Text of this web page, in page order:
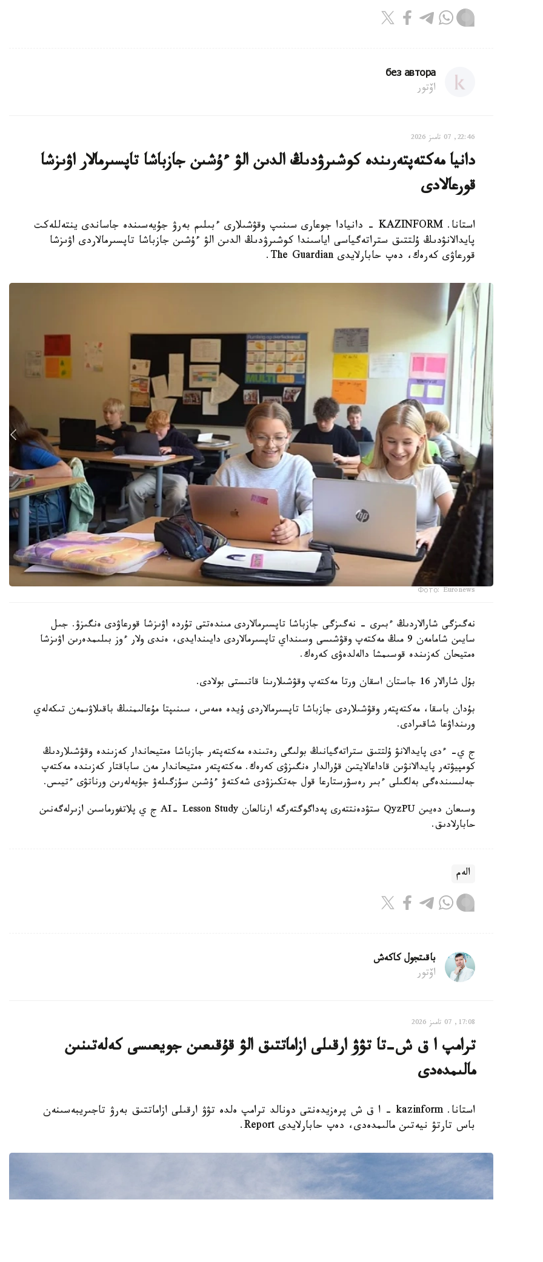
без автора
اۆتور
22:46, 07 تامىز 2026
دانيا مەكتەپتەرىندە كوشىرۋدىڭ الدىن الۋ ءۇشىن جازباشا تاپسىرمالار اۋىزشا
قورعالادى
استانا. KAZINFORM - دانيادا جوعارى سىنىپ وقۋشىلارى ءبىلىم بەرۋ جۇيەسىندە جاساندى ينتەللەكت
پايدالانۋدىڭ ۇلتتىق ستراتەگياسى اياسىندا كوشىرۋدىڭ الدىن الۋ ءۇشىن جازباشا تاپسىرمالاردى اۋىزشا
قورعاۋى كەرەك، دەپ حابارلايدى The Guardian.
Фото: Euronews
نەگىزگى شارالاردىڭ ءبىرى - نەگىزگى جازباشا تاپسىرمالاردى مىندەتتى تۇردە اۋىزشا قورعاۋدى ەنگىزۋ. جىل
سايىن شامامەن 9 مىڭ مەكتەپ وقۋشىسى وسىنداي تاپسىرمالاردى دايىندايدى، ەندى ولار ءوز بىلىمدەرىن اۋىزشا
ەمتيحان كەزىندە قوسىمشا دالەلدەۋى كەرەك.
بۇل شارالار 16 جاستان اسقان ورتا مەكتەپ وقۋشىلارىنا قاتىستى بولادى.
بۇدان باسقا، مەكتەپتەر وقۋشىلاردى جازباشا تاپسىرمالاردى ۇيدە ەمەس، سىنىپتا مۇعالىمنىڭ باقىلاۋىمەن تىكەلەي
ورىنداۋعا شاقىرادى.
ج ي- ءدى پايدالانۋ ۇلتتىق ستراتەگيانىڭ بولىگى رەتىندە مەكتەپتەر جازباشا ەمتيحاندار كەزىندە وقۋشىلاردىڭ
كومپيۋتەر پايدالانۋىن قاداعالايتىن قۇرالدار ەنگىزۋى كەرەك. مەكتەپتەر ەمتيحاندار مەن ساباقتار كەزىندە مەكتەپ
جەلىسىندەگى بەلگىلى ءبىر رەسۋرستارعا قول جەتكىزۋدى شەكتەۋ ءۇشىن سۇزگىلەۋ جۇيەلەرىن ورناتۋى ءتيىس.
وسىعان دەيىن QyzPU ستۋدەنتتەرى پەداگوگتەرگە ارنالعان AI- Lesson Study ج ي پلاتفورماسىن ازىرلەگەنىن
حابارلادىق.
الەم
باقىتجول كاكەش
اۆتور
17:08, 07 تامىز 2026
ترامپ ا ق ش-تا تۋۋ ارقىلى ازاماتتىق الۋ قۇقىعىن جويعىسى كەلەتىنىن
مالىمدەدى
استانا. kazinform - ا ق ش پرەزيدەنتى دونالد ترامپ ەلدە تۋۋ ارقىلى ازاماتتىق بەرۋ تاجىريبەسىنەن
باس تارتۋ نيەتىن مالىمدەدى، دەپ حابارلايدى Report.